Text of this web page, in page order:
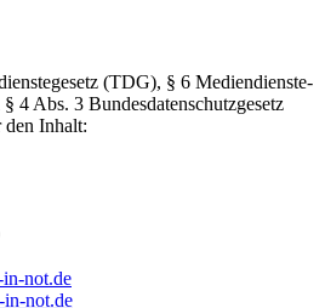
(TDG), § 6 Mediendienste-
4 Abs. 3 Bundesdatenschutzgesetz
Inhalt:
not.de
in-not.de